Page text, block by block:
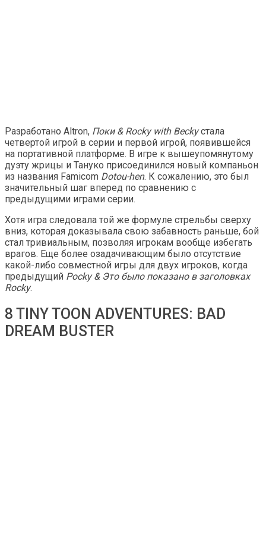
Разработано Altron, Поки & Rocky with Beckyстала
четвертой игрой в серии и первой игрой, появившейся
на портативной платформе. В игре к вышеупомянутому
дуэту жрицы и Тануко присоединился новый компаньон
из названия Famicom Dotou-hen. К сожалению, это был
значительный шаг вперед по сравнению с
предыдущими играми серии.
Хотя игра следовала той же формуле стрельбы сверху
вниз, которая доказывала свою забавность раньше, бой
стал тривиальным, позволяя игрокам вообще избегать
врагов. Еще более озадачивающим было отсутствие
какой-либо совместной игры для двух игроков, когда
предыдущий Pocky & Это было показано в заголовках
Rocky.
8 TINY TOON ADVENTURES: BAD
DREAM BUSTER